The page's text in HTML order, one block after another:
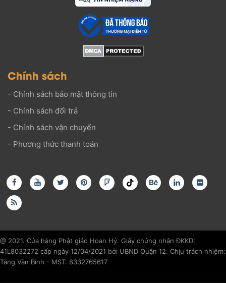
Chính sách
- Chính sách bảo mật thông tin
- Chính sách đổi trả
- Chính sách vận chuyển
- Phương thức thanh toán
@ 2021. Cửa hàng Phật giáo Hoan Hỷ. Giấy chứng nhận ĐKKD:
41L8032272 cấp ngày 12/04/2021 bởi UBND Quận 12. Chịu trách nhiệm:
Tăng Văn Bình - MST: 8332765617